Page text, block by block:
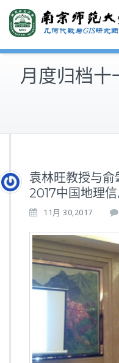
月度归档十
袁林旺教授与
2017中国地理
11月 30,2017